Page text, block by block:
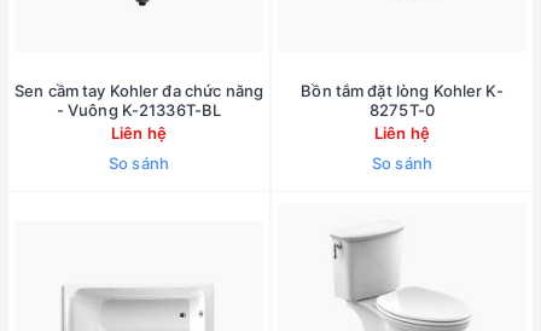
Sen cầm tay Kohler đa chức năng
- Vuông K-21336T-BL
Liên hệ
So sánh
Bồn tắm đặt lòng Kohler K-
8275T-0
Liên hệ
So sánh